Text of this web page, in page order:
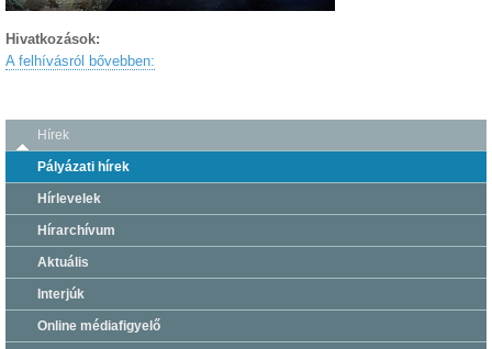
Hivatkozások:
A felhívásról bővebben:
Hírek
Pályázati hírek
Hírlevelek
Hírarchívum
Aktuális
Interjúk
Online médiafigyelő